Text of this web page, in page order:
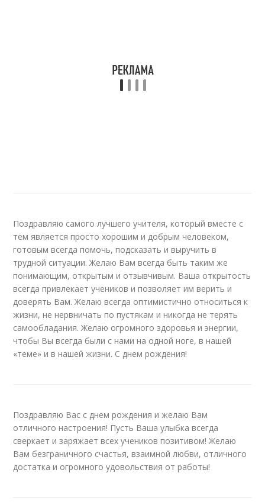
Поздравляю самого лучшего учителя, который вместе с
тем является просто хорошим и добрым человеком,
готовым всегда помочь, подсказать и выручить в
трудной ситуации. Желаю Вам всегда быть таким же
понимающим, открытым и отзывчивым. Ваша открытость
всегда привлекает учеников и позволяет им верить и
доверять Вам. Желаю всегда оптимистично относиться к
жизни, не нервничать по пустякам и никогда не терять
самообладания. Желаю огромного здоровья и энергии,
чтобы Вы всегда были с нами на одной ноге, в нашей
«теме» и в нашей жизни. С днем рождения!
Поздравляю Вас с днем рождения и желаю Вам
отличного настроения! Пусть Ваша улыбка всегда
сверкает и заряжает всех учеников позитивом! Желаю
Вам безграничного счастья, взаимной любви, отличного
достатка и огромного удовольствия от работы!